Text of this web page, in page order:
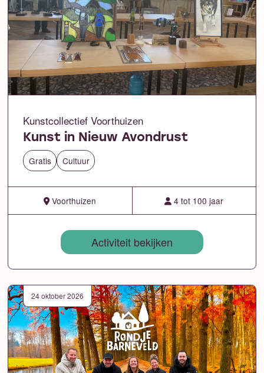
Kunstcollectief Voorthuizen
Kunst in Nieuw Avondrust
Gratis Cultuur
Voorthuizen 4 tot 100 jaar
Activiteit bekijken
24 oktober 2026